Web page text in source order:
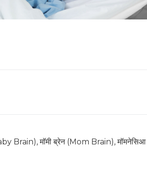
Brain), मॉमी ब्रेन (Mom Brain), मॉमनेसिआ